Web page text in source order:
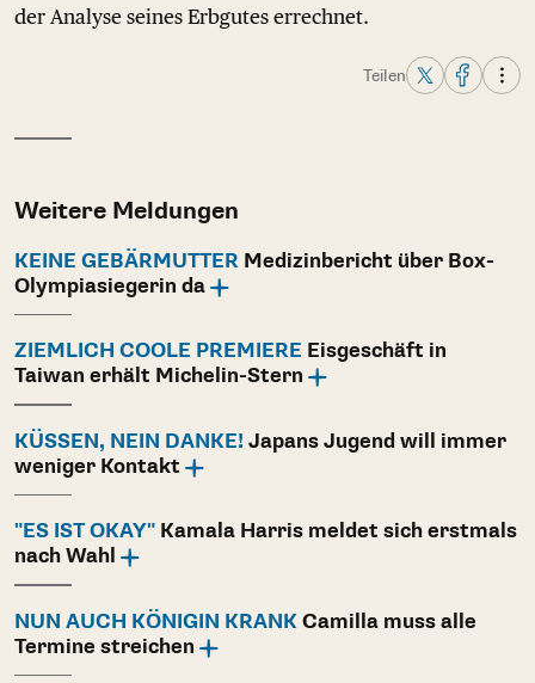
der Analyse seines Erbgutes errechnet.
Teilen
Weitere Meldungen
KEINE GEBÄRMUTTER Medizinbericht über Box-
Olympiasiegerin da
ZIEMLICH COOLE PREMIERE Eisgeschäft in
Taiwan erhält Michelin-Stern
KÜSSEN, NEIN DANKE! Japans Jugend will immer
weniger Kontakt
"ES IST OKAY" Kamala Harris meldet sich erstmals
nach Wahl
NUN AUCH KÖNIGIN KRANK Camilla muss alle
Termine streichen